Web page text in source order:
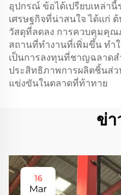
อุปกรณ์ ข้อได้เปรียบเหล่า
เศรษฐกิจที่น่าสนใจ ได้แก่
วัสดุที่ลดลง การควบคุมคุ
สถานที่ทำงานที่เพิ่มขึ้น ทำ
เป็นการลงทุนที่ชาญฉลาด
ประสิทธิภาพการผลิตชิ้นส่ว
แข่งขันในตลาดที่ท้าทาย
ข่า
16
Mar